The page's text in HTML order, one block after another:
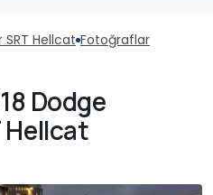
Hellcat Fotoğraflar
Dodge
Hellcat